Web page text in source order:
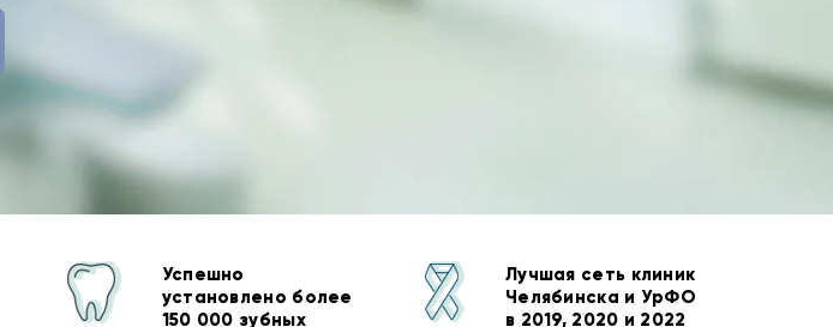
Успешно
установлено более
150 000 зубных
Лучшая сеть клиник
Челябинска и УрФО
в 2019, 2020 и 2022